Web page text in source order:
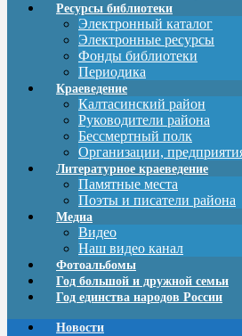
Ресурсы библиотеки
Электронный каталог
Электронные ресурсы
Фонды библиотеки
Периодика
Краеведение
Калтасинский район
Руководители района
Бессмертный полк
Организации,
Литературное краеведение
Памятные места
Поэты и писатели района
Медиа
Видео
Наш видео канал
Фотоальбомы
Год большой и дружной семьи
Год единства народов России
Новости